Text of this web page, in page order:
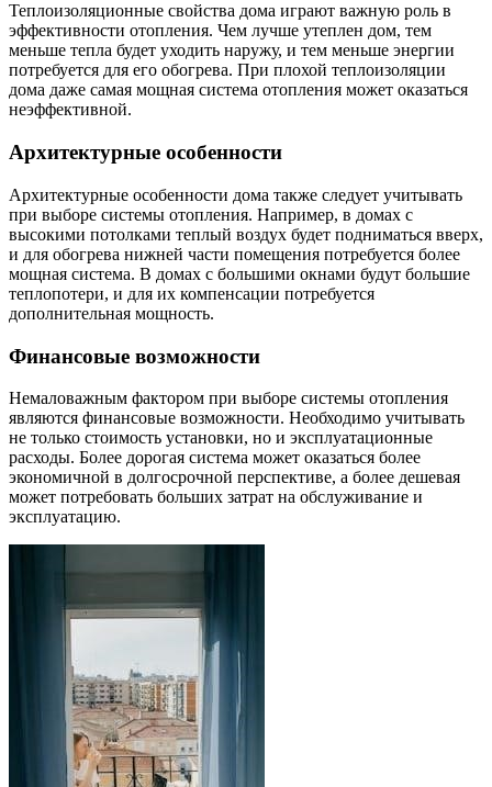
Теплоизоляционные свойства дома играют важную роль в
эффективности отопления. Чем лучше утеплен дом, тем
меньше тепла будет уходить наружу, и тем меньше энергии
потребуется для его обогрева. При плохой теплоизоляции
дома даже самая мощная система отопления может оказаться
неэффективной.
Архитектурные особенности
Архитектурные особенности дома также следует учитывать
при выборе системы отопления. Например, в домах с
высокими потолками теплый воздух будет подниматься вверх,
и для обогрева нижней части помещения потребуется более
мощная система. В домах с большими окнами будут большие
теплопотери, и для их компенсации потребуется
дополнительная мощность.
Финансовые возможности
Немаловажным фактором при выборе системы отопления
являются финансовые возможности. Необходимо учитывать
не только стоимость установки, но и эксплуатационные
расходы. Более дорогая система может оказаться более
экономичной в долгосрочной перспективе, а более дешевая
может потребовать больших затрат на обслуживание и
эксплуатацию.